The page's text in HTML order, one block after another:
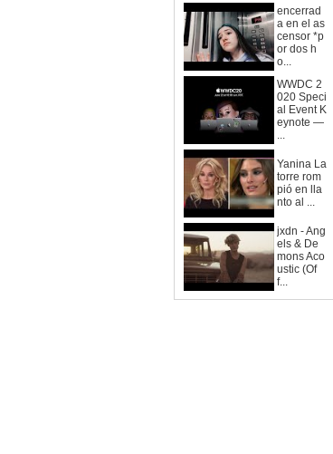
encerrad
a en el as
censor *p
or dos h
o...
WWDC 2
020 Speci
al Event K
eynote —
...
Yanina La
torre rom
pió en lla
nto al ...
jxdn - Ang
els & De
mons Aco
ustic (Of
f...